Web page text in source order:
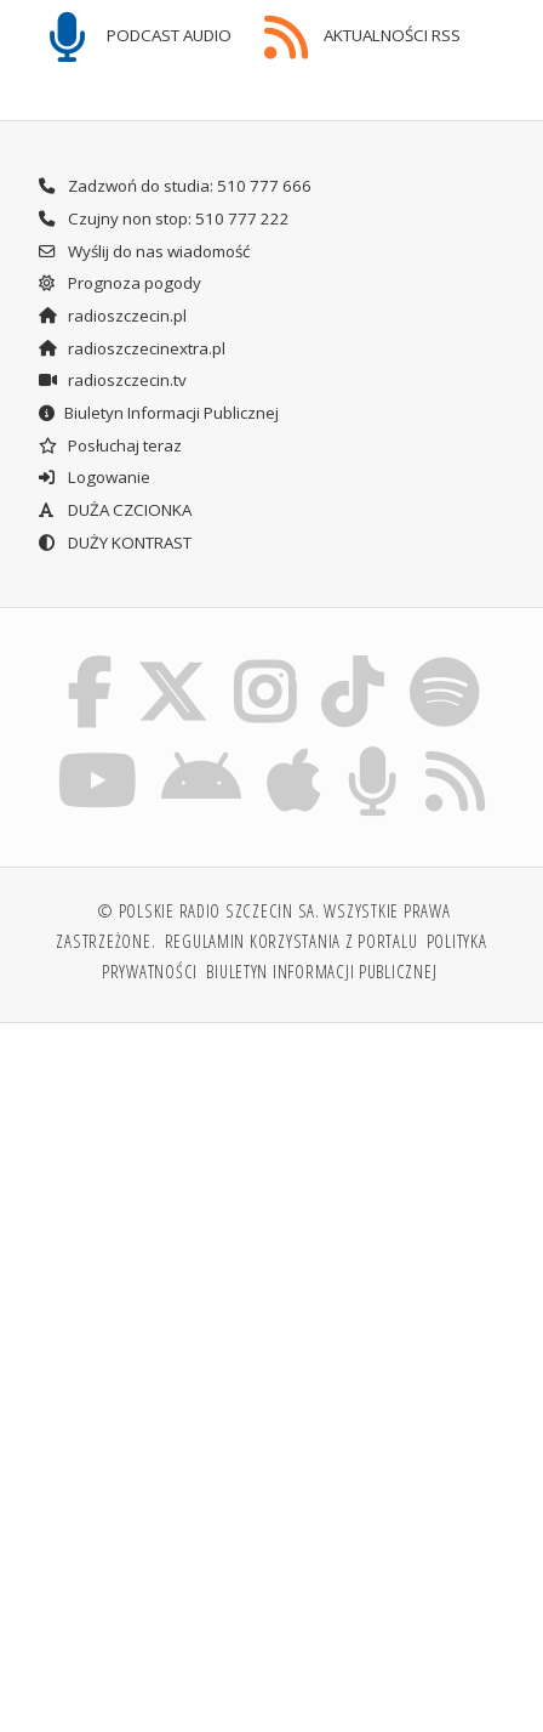
PODCAST AUDIO AKTUALNOŚCI RSS
Zadzwoń do studia: 510 777 666
Czujny non stop: 510 777 222
Wyślij do nas wiadomość
Prognoza pogody
radioszczecin.pl
radioszczecinextra.pl
radioszczecin.tv
Biuletyn Informacji Publicznej
Posłuchaj teraz
Logowanie
DUŻA CZCIONKA
DUŻY KONTRAST
© POLSKIE RADIO SZCZECIN SA. WSZYSTKIE PRAWA
ZASTRZEŻONE. REGULAMIN KORZYSTANIA Z PORTALU POLITYKA
PRYWATNOŚCI BIULETYN INFORMACJI PUBLICZNEJ